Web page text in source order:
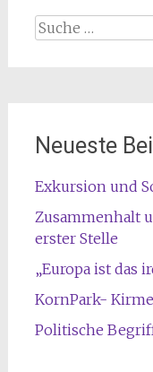
Suche
nach:
Neueste
Exkursion und
Zusammenhalt
erster Stelle
„Europa ist das
KornPark-
Politische